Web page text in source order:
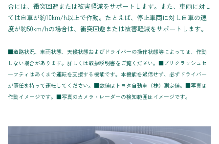
合には、衝突回避または被害軽減をサポートします。また、車両に対し
ては自車が約10km/h以上で作動。たとえば、停止車両に対し自車の速
度が約50km/hの場合は、衝突回避または被害軽減をサポートします。
■道路状況、車両状態、天候状態およびドライバーの操作状態等によっては、作動
しない場合があります。詳しくは取扱説明書をご覧ください。■プリクラッシュセ
ーフティはあくまで運転を支援する機能です。本機能を過信せず、必ずドライバー
が責任を持って運転してください。■数値はトヨタ自動車（株）測定値。■写真は
作動イメージです。■写真のカメラ・レーダーの検知範囲はイメージです。